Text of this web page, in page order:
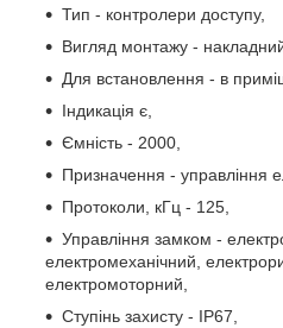
Тип - контролери доступу,
Вигляд монтажу -
Для встановлення - в
Індикація є,
Ємність - 2000,
Призначення - управління
Протоколи, кГц - 125,
Управління замком -
електромеханічний,
електромоторний,
Ступінь захисту - IP67,